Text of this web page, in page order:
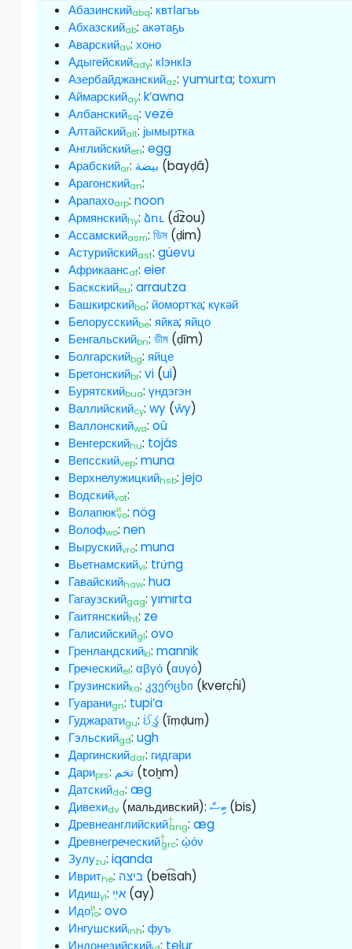
Абазинскийabq: квтӀагъь
Абхазскийab:акәтаҕь
Аварскийav:хоно
Адыгейскийady: кӀэнкӀэ
Азербайджанскийaz:yumurta; toxum
Аймарскийay:k’awna
Албанскийsq:vezë
Алтайскийalt: јымыртка
Английскийen:egg
Арабскийar: بيضة (bayḍâ)
Арагонскийan:
Арапахоarp:noon
Армянскийhy:ձու (d͡zou)
Ассамскийasm:ডিম (ḍim)
Астурийскийast:güevu
Африкаансaf:eier
Баскскийeu:arrautza
Башкирскийba: йомортҡа; күкәй
Белорусскийbe:яйка;яйцо
Бенгальскийbn:ডীম (ḍīm)
Болгарскийbg:яйце
Бретонскийbr:vi (ui)
Бурятскийbua:үндэгэн
Валлийскийcy:wy (ŵy)
Валлонскийwa:oû
Венгерскийhu: tojás
Вепсскийvep:muna
Верхнелужицкийhsb:jejo
Водскийvot:
Волапюки
vo:nög
Волофwo:nen
Вырускийvro:muna
Вьетнамскийvi: trứng
Гавайскийhaw:hua
Гагаузскийgag:yımırta
Гаитянскийht: ze
Галисийскийgl:ovo
Гренландскийkl:mannik
Греческийel:αβγό (αυγό)
Грузинскийka:კვერცხი (kverc̣ĥi)
Гуараниgn: tupi’a
Гуджаратиgu:ઈંડું (īṃḍuṃ)
Гэльскийgd:ugh
Даргинскийdar: гидгари
Дариprs: تخم (toḫm)
Датскийda:æg
Дивехиdv (мальдивский):ބިސް (bis)
Древнеанглийский†
ang:æg
Древнегреческий†
grc:ᾠόν
Зулуzu:iqanda
Ивритhe: ביצה (bet͡sah)
Идишyi: אײַ (ay)
Идои
io:ovo
Ингушскийinh:фуъ
Индонезийский : telur